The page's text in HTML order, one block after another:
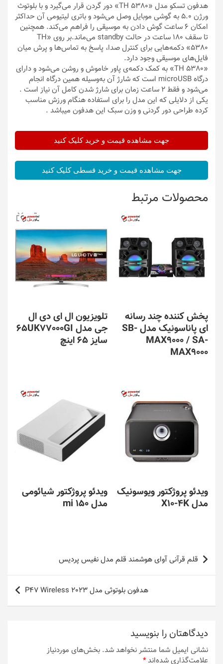
هدفون تسکو مدل «TH 5380» دور گردن قرار می‌گیرد و با بلوتوث
ورژن 5.0 به گوشی موبایل وصل می‌شود و باتری لیتیومی آن حداکثر
امکان 6 ساعت گوش دادن به موسیقی را فراهم می‌کند. همچنین
تا سقف 180 ساعت در حالت standby می‌ماند.بر روی «TH
5380» دکمه‌هایی برای کنترل صدا، پاسخ به تماس‌ها و پرش میان
فایل‌های موسیقی وجود دارد.
«TH 5380» به کمک دکمه‌ی پاور خاموش و روشن می‌شود و دارای
درگاه microUSB است که شارژ آن به‌وسیله همین درگاه انجام
می‌شود و فقط 2 ساعت زمان برای شارژ شدن کامل آن نیاز است .
یکی از دلایلی که این مدل را برای استفاده هنگام ورزش مناسب
کرده طراحی دور گردنی و وزن سبک این هدفون میباشد .
جهت مشاهده قیمت و خرید کلیک کنید
جهت مشاهده قیمت و خرید قسطی کلیک کنید
محصولات مرتبط
پخش کننده چند رسانه
ای پاناسونیک مدل SB-
MAX9000 / SA-
MAX9000
تلویزیون ال ای دی ال
جی مدل 65UK77000GI
سایز 65 اینچ
ویدئو پروژکتور ویوسونیک
مدل X10-4K
ویدئو پروژکتور شیائومی
مدل mi 150
راهبری
نوشتهقلم قرآنی آوای هوشمند قلم مدل نفیس پردیس
هدفون بلوتوثی مدل P47 Wireless 2023
دیدگاهتان را بنویسید
نشانی ایمیل شما منتشر نخواهد شد. بخش‌های موردنیاز
علامت‌گذاری شده‌اند*